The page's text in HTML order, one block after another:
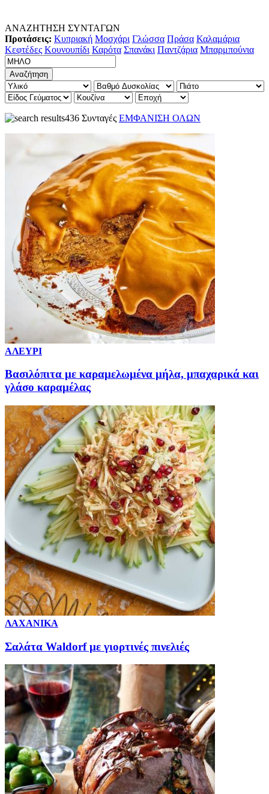
ΑΝΑΖΗΤΗΣΗ ΣΥΝΤΑΓΩΝ
Προτάσεις: Κυπριακή Μοσχάρι Γλώσσα Πράσα Καλαμάρια
Κεφτέδες Κουνουπίδι Καρότα Σπανάκι Παντζάρια Μπαρμπούνια
436 Συνταγές ΕΜΦΑΝΙΣΗ ΟΛΩΝ
ΑΛΕΥΡΙ
Βασιλόπιτα με καραμελωμένα μήλα, μπαχαρικά και
γλάσο καραμέλας
ΛΑΧΑΝΙΚΑ
Σαλάτα Waldorf με γιορτινές πινελιές